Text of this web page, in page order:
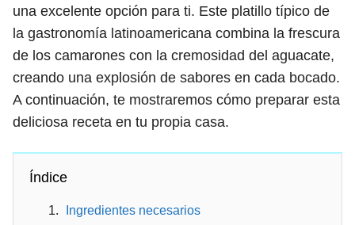
una excelente opción para ti. Este platillo típico de
la gastronomía latinoamericana combina la frescura
de los camarones con la cremosidad del aguacate,
creando una explosión de sabores en cada bocado.
A continuación, te mostraremos cómo preparar esta
deliciosa receta en tu propia casa.
Índice
Ingredientes necesarios